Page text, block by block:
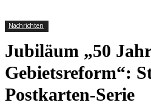
Nachrichten
Jubiläum „50
Gebietsreform“:
Postkarten-Serie